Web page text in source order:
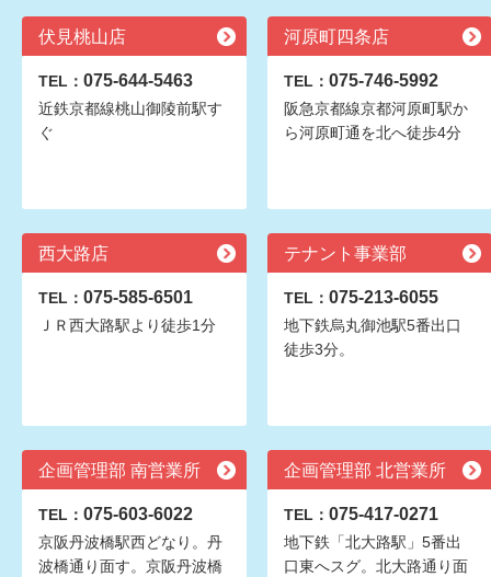
伏見桃山店
TEL： 075-644-5463
近鉄京都線桃山御陵前駅す
ぐ
河原町四条店
TEL： 075-746-5992
阪急京都線京都河原町駅か
ら河原町通を北へ徒歩4分
西大路店
TEL： 075-585-6501
ＪＲ西大路駅より徒歩1分
テナント事業部
TEL： 075-213-6055
地下鉄烏丸御池駅5番出口
徒歩3分。
企画管理部 南営業所
TEL： 075-603-6022
京阪丹波橋駅西どなり。丹
波橋通り面す。京阪丹波橋
企画管理部 北営業所
TEL： 075-417-0271
地下鉄「北大路駅」5番出
口東へスグ。北大路通り面